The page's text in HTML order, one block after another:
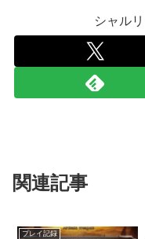
シャル
関連記事
プレイ記録